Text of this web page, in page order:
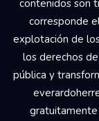
contenidos son
corresponde
explotación de
los derechos
pública y
gratuitamente